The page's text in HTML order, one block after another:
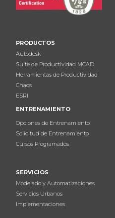
PRODUCTOS
Autodesk
Suite de Productividad MCAD
Herramientas de Productividad
Chaos
ESRI
ENTRENAMIENTO
Opciones de Entrenamiento
Solicitud de Entrenamiento
Cursos Programados
SERVICIOS
Modelado y Automatizaciones
Servicios Urbanos
Implementaciones